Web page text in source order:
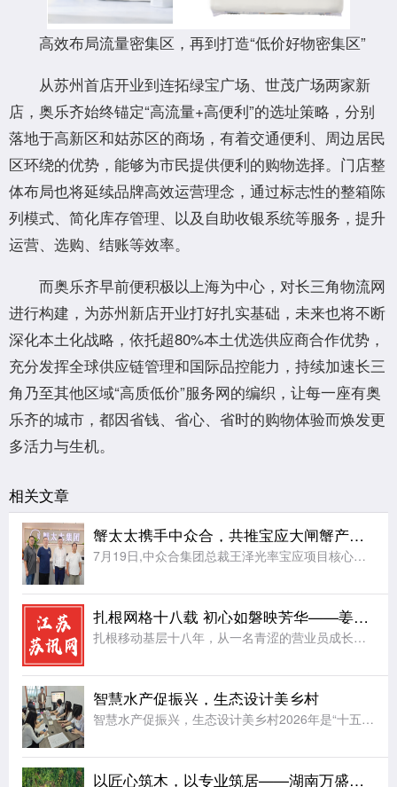
高效布局流量密集区，再到打造“低价好物密集区”
从苏州首店开业到连拓绿宝广场、世茂广场两家新
店，奥乐齐始终锚定“高流量+高便利”的选址策略，分别
落地于高新区和姑苏区的商场，有着交通便利、周边居民
区环绕的优势，能够为市民提供便利的购物选择。门店整
体布局也将延续品牌高效运营理念，通过标志性的整箱陈
列模式、简化库存管理、以及自助收银系统等服务，提升
运营、选购、结账等效率。
而奥乐齐早前便积极以上海为中心，对长三角物流网
进行构建，为苏州新店开业打好扎实基础，未来也将不断
深化本土化战略，依托超80%本土优选供应商合作优势，
充分发挥全球供应链管理和国际品控能力，持续加速长三
角乃至其他区域“高质低价”服务网的编织，让每一座有奥
乐齐的城市，都因省钱、省心、省时的购物体验而焕发更
多活力与生机。
相关文章
蟹太太携手中众合，共推宝应大闸蟹产业升级
7月19日,中众合集团总裁王泽光率宝应项目核心团队,赴蟹太太集团总部考察交流。蟹太太集团董事长姚远、供应链负责人桂玉成接待座谈。双方重点洽谈了品牌入驻、定点采购、供应链共建、品牌授权赋能等合作事宜,最
扎根网格十八载 初心如磐映芳华——姜堰分公司罗塘网格卞成凤
扎根移动基层十八年，从一名青涩的营业员成长为独当一面的网格长，姜堰分公司罗塘网格卞成凤同志，岗位在变、身份在变，但“把网格当家，把群众当亲人”的誓言始终未变。她的三个故事，折射出一名基层移动党员的初心
智慧水产促振兴，生态设计美乡村
智慧水产促振兴，生态设计美乡村2026年是“十五五”规划起步之年，为助推农业现代化发展，落实乡村振兴相关工作要求，上海杉达学院工程学院实践团奔赴常州金坛水产养殖片区开展暑期社会实践。团队走出校园课堂，
以匠心筑木，以专业筑居——湖南万盛旅游的品质信条与行业坚守